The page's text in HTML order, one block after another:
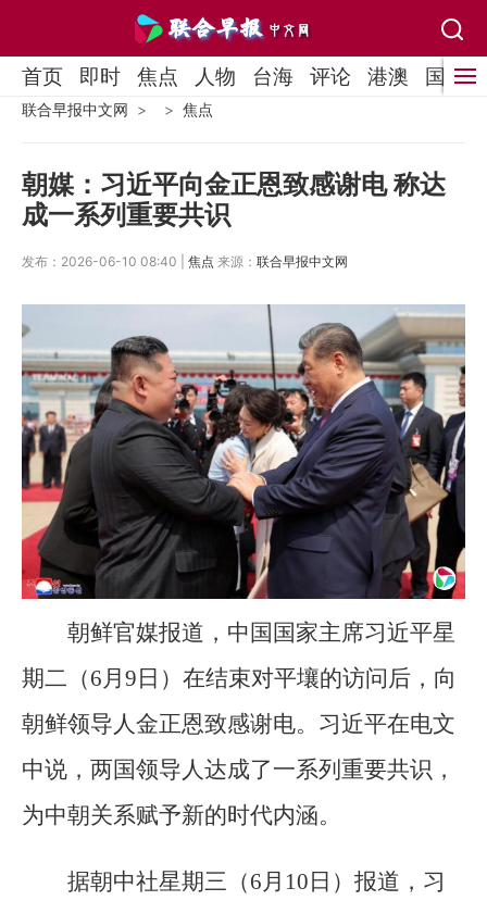
首页 即时 焦点 人物 台海 评论 港澳 国际
联合早报中文网 焦点
朝媒：习近平向金正恩致感谢电 称达
成一系列重要共识
发布：2026-06-10 08:40 | 焦点 来源： 联合早报中文网
朝鲜官媒报道，中国国家主席习近平星
期二（6月9日）在结束对平壤的访问后，向
朝鲜领导人金正恩致感谢电。习近平在电文
中说，两国领导人达成了一系列重要共识，
为中朝关系赋予新的时代内涵。
据朝中社星期三（6月10日）报道，习